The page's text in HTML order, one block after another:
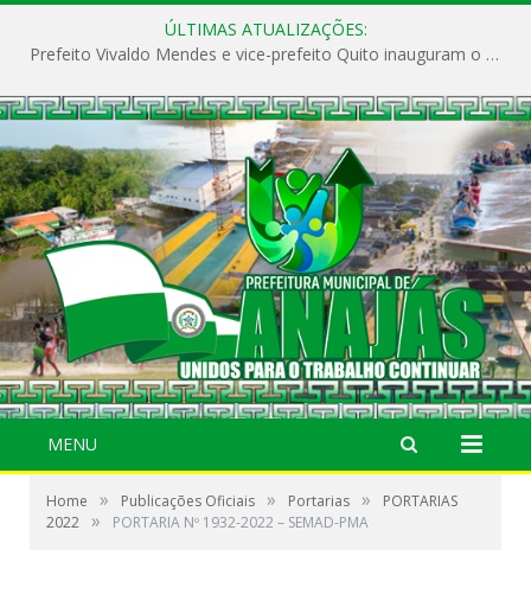
ÚLTIMAS ATUALIZAÇÕES:
Prefeito Vivaldo Mendes e vice-prefeito Quito inauguram o CAPS e fortalecem a saúde pública em Anajás.
MENU
Home » Publicações Oficiais » Portarias »
PORTARIAS
2022 » PORTARIA Nº 1932-2022 – SEMAD-PMA